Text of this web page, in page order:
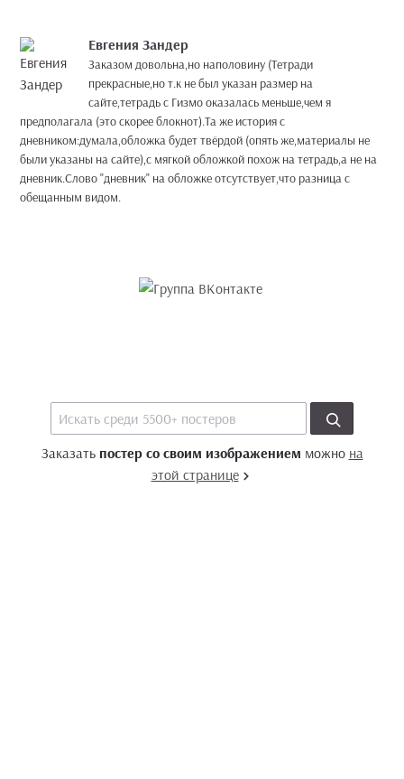
Евгения Зандер
Заказом довольна,но наполовину (Тетради
прекрасные,но т.к не был указан размер на
сайте,тетрадь с Гизмо оказалась меньше,чем я
предполагала (это скорее блокнот).Та же история с
дневником:думала,обложка будет твёрдой (опять же,материалы не
были указаны на сайте),с мягкой обложкой похож на тетрадь,а не на
дневник.Слово "дневник" на обложке отсутствует,что разница с
обещанным видом.
Заказать постер со своим изображением можно на
этой странице